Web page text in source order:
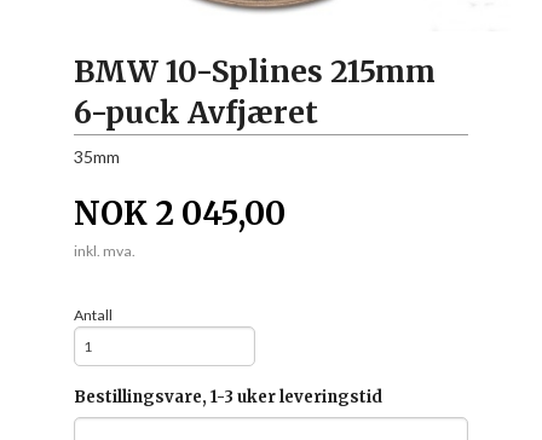
BMW 10-Splines 215mm
6-puck Avfjæret
35mm
NOK 2 045,00
inkl. mva.
Antall
Bestillingsvare, 1-3 uker leveringstid